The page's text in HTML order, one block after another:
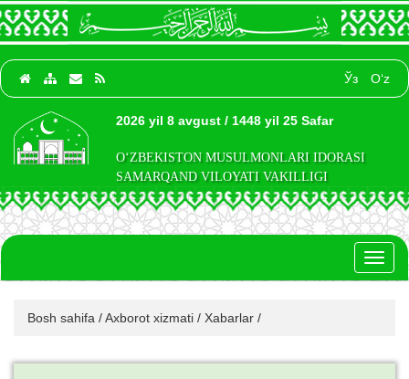
Ўз O‘z
2026 yil 8 avgust / 1448 yil 25 Safar
O‘ZBEKISTON MUSULMONLARI IDORASI
SAMARQAND VILOYATI VAKILLIGI
Bosh sahifa /Axborot xizmati / Xabarlar /